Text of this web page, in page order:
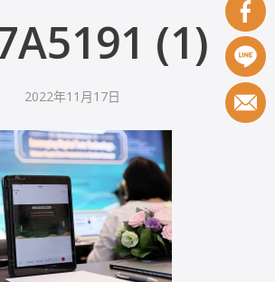
(1)
2022年11月17日